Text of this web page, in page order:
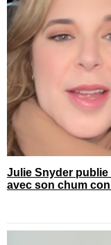
Julie Snyder
avec son chum